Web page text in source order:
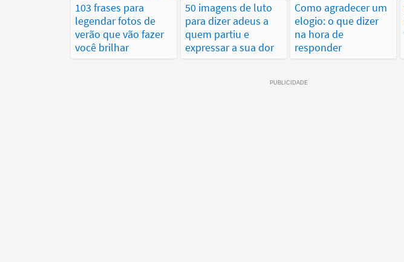
103 frases para
legendar fotos de
verão que vão fazer
você brilhar
50 imagens de luto
para dizer adeus a
quem partiu e
expressar a sua dor
Como agradecer um
elogio: o que dizer
na hora de
responder